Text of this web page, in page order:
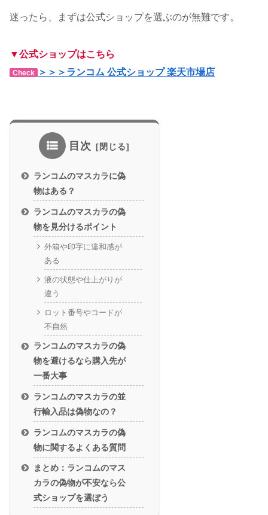
迷ったら、まずは公式ショップを選ぶのが無難です。
▼公式ショップはこちら
Check ＞＞＞ランコム 公式ショップ 楽天市場店
目次
ランコムのマスカラに偽
物はある？
ランコムのマスカラの偽
物を見分けるポイント
外箱や印字に違和感が
ある
液の状態や仕上がりが
違う
ロット番号やコードが
不自然
ランコムのマスカラの偽
物を避けるなら購入先が
一番大事
ランコムのマスカラの並
行輸入品は偽物なの？
ランコムのマスカラの偽
物に関するよくある質問
まとめ：ランコムのマス
カラの偽物が不安なら公
式ショップを選ぼう